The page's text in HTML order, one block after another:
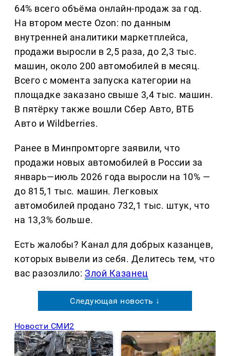
64% всего объёма онлайн-продаж за год.
На втором месте Ozon: по данным
внутренней аналитики маркетплейса,
продажи выросли в 2,5 раза, до 2,3 тыс.
машин, около 200 автомобилей в месяц.
Всего с момента запуска категории на
площадке заказано свыше 3,4 тыс. машин.
В пятёрку также вошли Сбер Авто, ВТБ
Авто и Wildberries.
Ранее в Минпромторге заявили, что
продажи новых автомобилей в России за
январь—июль 2026 года выросли на 10% —
до 815,1 тыс. машин. Легковых
автомобилей продано 732,1 тыс. штук, что
на 13,3% больше.
Есть жалобы? Канал для добрых казанцев,
которых вывели из себя. Делитеcь тем, что
вас разозлило:Злой Казанец
Следующая новость ↓
Новости СМИ2